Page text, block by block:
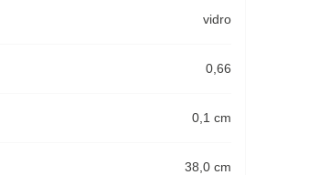
vidro
0,66
0,1 cm
38,0 cm